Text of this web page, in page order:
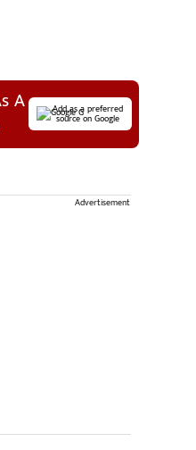
A
Add as a preferred
source on Google
Advertisement